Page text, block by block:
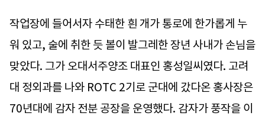
작업장에 들어서자 수태한 흰 개가 통로에 한가롭게 누
워 있고, 술에 취한 듯 볼이 발그레한 장년 사내가 손님을
맞았다. 그가 오대서주양조 대표인 홍성일씨였다. 고려
대 정외과를 나와 ROTC 2기로 군대에 갔다온 홍사장은
70년대에 감자 전분 공장을 운영했다. 감자가 풍작을 이